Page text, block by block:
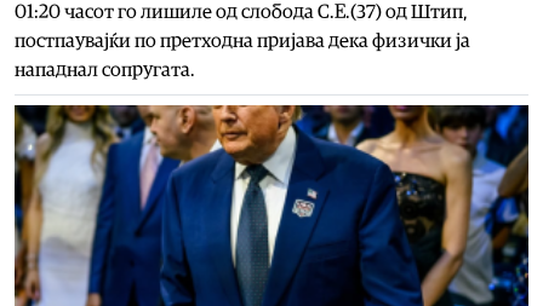
01:20 часот го лишиле од слобода С.Е.(37) од Штип,
постпаувајќи по претходна пријава дека физички ја
нападнал сопругата.